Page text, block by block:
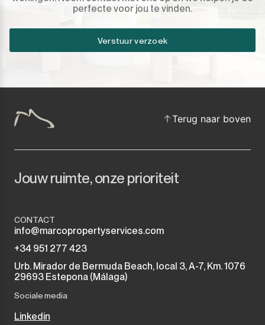
perfecte voor jou te vinden.
Verstuur verzoek
Terug naar boven
Jouw ruimte, onze prioriteit
CONTACT
info@marcopropertyservices.com
+34 951 277 423
Urb. Mirador de Bermuda Beach, local 3, A-7, Km. 1076
29693 Estepona (Málaga)
Sociale media
Linkedin